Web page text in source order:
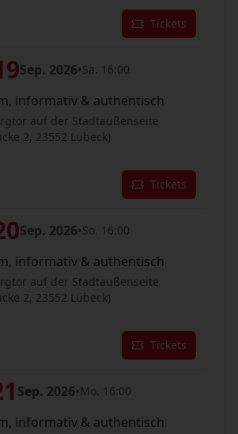
Tickets
Sep. 2026•Sa. 16:00
informativ & authentisch
auf der Stadtaußenseite
2, 23552 Lübeck)
Tickets
Sep. 2026•So. 16:00
informativ & authentisch
auf der Stadtaußenseite
2, 23552 Lübeck)
Tickets
Sep. 2026•Mo. 16:00
informativ & authentisch